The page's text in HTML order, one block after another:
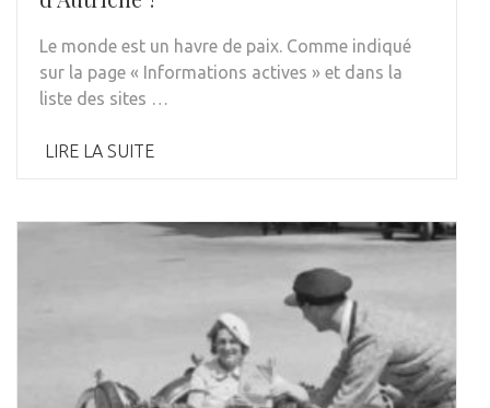
Le monde est un havre de paix. Comme indiqué
sur la page « Informations actives » et dans la
liste des sites …
LIRE LA SUITE